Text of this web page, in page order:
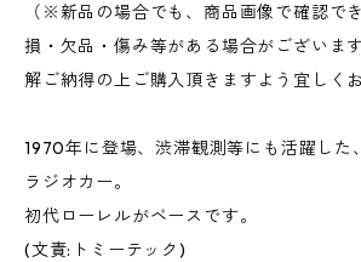
（※新品の場合でも、商品画像で確認で
損・欠品・傷み等がある場合がございま
解ご納得の上ご購入頂きますよう宜しく
1970年に登場、渋滞観測等にも活躍した
ラジオカー。
初代ローレルがベースです。
(文責:トミーテック)